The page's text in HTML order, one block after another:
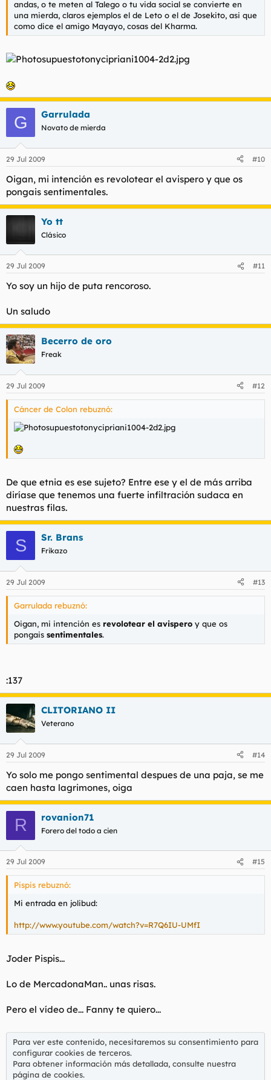
andas, o te meten al Talego o tu vida social se convierte en
una mierda, claros ejemplos el de Leto o el de Josekito, asi que
como dice el amigo Mayayo, cosas del Kharma.
G Garrulada
Novato de mierda
29 Jul 2009 #10
Oigan, mi intención es revolotear el avispero y que os
pongais sentimentales.
Yo tt
Clásico
29 Jul 2009 #11
Yo soy un hijo de puta rencoroso.
Un saludo
Becerro de oro
Freak
29 Jul 2009 #12
Cáncer de Colon rebuznó:
De que etnia es ese sujeto? Entre ese y el de más arriba
diríase que tenemos una fuerte infiltración sudaca en
nuestras filas.
S Sr. Brans
Frikazo
29 Jul 2009 #13
Garrulada rebuznó:
Oigan, mi intención es revolotear el avispero y que os
pongais sentimentales.
:137
CLITORIANO II
Veterano
29 Jul 2009 #14
Yo solo me pongo sentimental despues de una paja, se me
caen hasta lagrimones, oiga
R rovanion71
Forero del todo a cien
29 Jul 2009 #15
Pispis rebuznó:
Mi entrada en jolibud:
http://www.youtube.com/watch?v=R7Q6IU-UMfI
Joder Pispis...
Lo de MercadonaMan.. unas risas.
Pero el vídeo de... Fanny te quiero...
Para ver este contenido, necesitaremos su consentimiento para
configurar cookies de terceros.
Para obtener información más detallada, consulte nuestra
página de cookies.